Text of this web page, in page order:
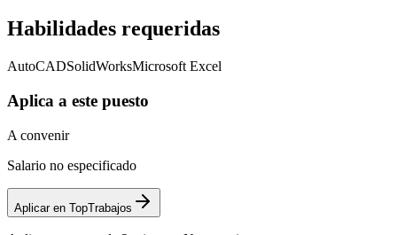
Habilidades requeridas
AutoCADSolidWorksMicrosoft Excel
Aplica a este puesto
A convenir
Salario no especificado
Aplicar en TopTrabajos